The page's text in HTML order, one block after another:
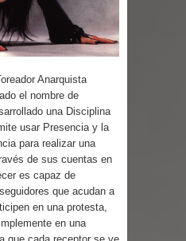
Sordos
el Hijo Prodigo
Anarquista
el nombre de
una Disciplina
usar Presencia y la
para realizar una
de sus cuentas en
es capaz de
que acudan a
en una protesta,
en una